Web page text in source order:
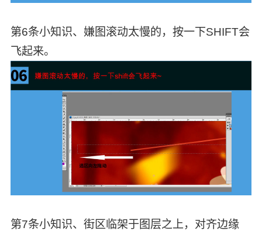
第6条小知识、嫌图滚动太慢的，按一下SHIFT会
飞起来。
第7条小知识、街区临架于图层之上，对齐边缘